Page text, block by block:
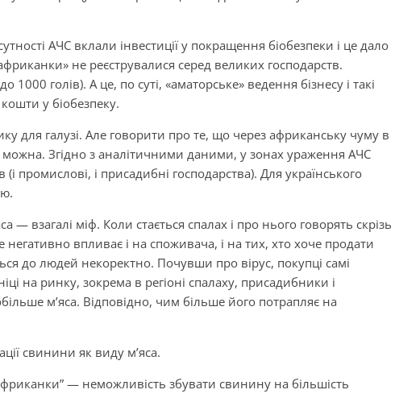
АЧС вклали інвестиції у покращення біобезпеки і це дало
не реєструвалися серед великих господарств.
голів). А це, по суті, «аматорське» ведення бізнесу і такі
у біобезпеку.
для галузі. Але говорити про те, що через африканську чуму в
можна. Згідно з аналітичними даними, у зонах ураження АЧС
промислові, і присадибні господарства). Для українського
взагалі міф. Коли стається спалах і про нього говорять скрізь
впливає і на споживача, і на тих, хто хоче продати
до людей некоректно. Почувши про вірус, покупці самі
на ринку, зокрема в регіоні спалаху, присадибники і
м’яса. Відповідно, чим більше його потрапляє на
свинини як виду м’яса.
— неможливість збувати свинину на більшість